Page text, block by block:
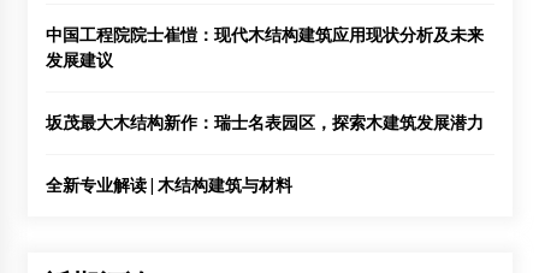
中国工程院院士崔愷：现代木结构建筑应用现状分析及未来
发展建议
坂茂最大木结构新作：瑞士名表园区，探索木建筑发展潜力
全新专业解读 | 木结构建筑与材料